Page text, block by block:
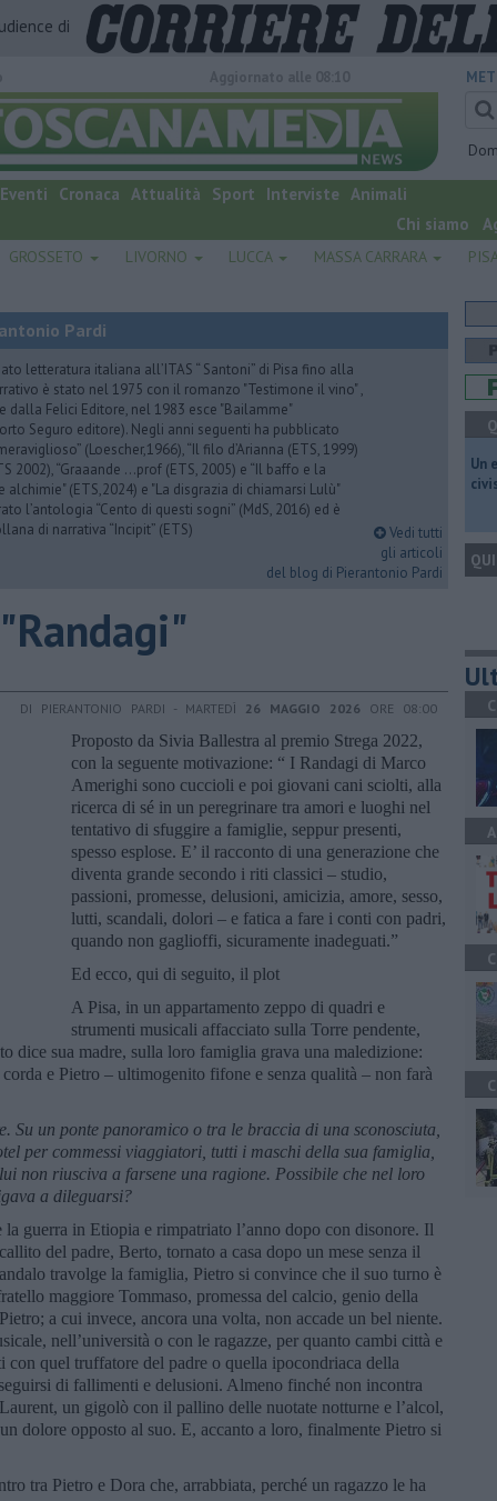
di
Eventi Cronaca Attualità Sport Interviste Animali
Chi siamo
GROSSETO LIVORNO LUCCA MASSA CARRARA
Pardi
letteratura italiana all’ITAS “ Santoni” di Pisa fino alla
è stato nel 1975 con il romanzo "Testimone il vino" ,
dalla Felici Editore, nel 1983 esce "Bailamme"
Seguro editore). Negli anni seguenti ha pubblicato
(Loescher,1966), “Il filo d’Arianna (ETS, 1999)
2002), “Graaande …prof (ETS, 2005) e “Il baffo e la
alchimie" (ETS,2024) e "La disgrazia di chiamarsi Lulù"
l’antologia “Cento di questi sogni” (MdS, 2016) ed è
di narrativa “Incipit” (ETS)
Vedi tutti
gli articoli
del blog di Pierantonio Pardi
DI PIERANTONIO PARDI - MARTEDÌ 26 MAGGIO 2026 ORE 08:00
Proposto da Sivia Ballestra al premio Strega 2022,
con la seguente motivazione: “ I Randagi di Marco
Amerighi sono cuccioli e poi giovani cani sciolti, alla
ricerca di sé in un peregrinare tra amori e luoghi nel
tentativo di sfuggire a famiglie, seppur presenti,
spesso esplose. E’ il racconto di una generazione che
diventa grande secondo i riti classici – studio,
passioni, promesse, delusioni, amicizia, amore, sesso,
lutti, scandali, dolori – e fatica a fare i conti con padri,
quando non gaglioffi, sicuramente inadeguati.”
Ed ecco, qui di seguito, il plot
A Pisa, in un appartamento zeppo di quadri e
strumenti musicali affacciato sulla Torre pendente,
dice sua madre, sulla loro famiglia grava una maledizione:
e Pietro – ultimogenito fifone e senza qualità – non farà
Su un ponte panoramico o tra le braccia di una sconosciuta,
per commessi viaggiatori, tutti i maschi della sua famiglia,
non riusciva a farsene una ragione. Possibile che nel loro
a dileguarsi?
guerra in Etiopia e rimpatriato l’anno dopo con disonore. Il
del padre, Berto, tornato a casa dopo un mese senza il
travolge la famiglia, Pietro si convince che il suo turno è
maggiore Tommaso, promessa del calcio, genio della
a cui invece, ancora una volta, non accade un bel niente.
nell’università o con le ragazze, per quanto cambi città e
quel truffatore del padre o quella ipocondriaca della
di fallimenti e delusioni. Almeno finché non incontra
un gigolò con il pallino delle nuotate notturne e l’alcol,
dolore opposto al suo. E, accanto a loro, finalmente Pietro si
tra Pietro e Dora che, arrabbiata, perché un ragazzo le ha
​Un
QUI